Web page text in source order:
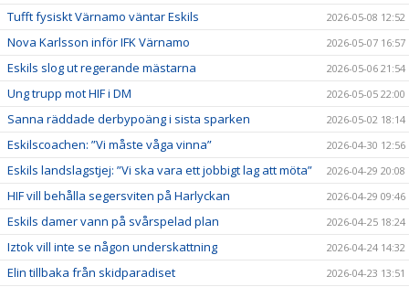
Tufft fysiskt Värnamo väntar Eskils 2026-05-08 12:52
Nova Karlsson inför IFK Värnamo 2026-05-07 16:57
Eskils slog ut regerande mästarna 2026-05-06 21:54
Ung trupp mot HIF i DM 2026-05-05 22:00
Sanna räddade derbypoäng i sista sparken 2026-05-02 18:14
Eskilscoachen: ”Vi måste våga vinna” 2026-04-30 12:56
Eskils landslagstjej: ”Vi ska vara ett jobbigt lag att möta” 2026-04-29 20:08
HIF vill behålla segersviten på Harlyckan 2026-04-29 09:46
Eskils damer vann på svårspelad plan 2026-04-25 18:24
Iztok vill inte se någon underskattning 2026-04-24 14:32
Elin tillbaka från skidparadiset 2026-04-23 13:51